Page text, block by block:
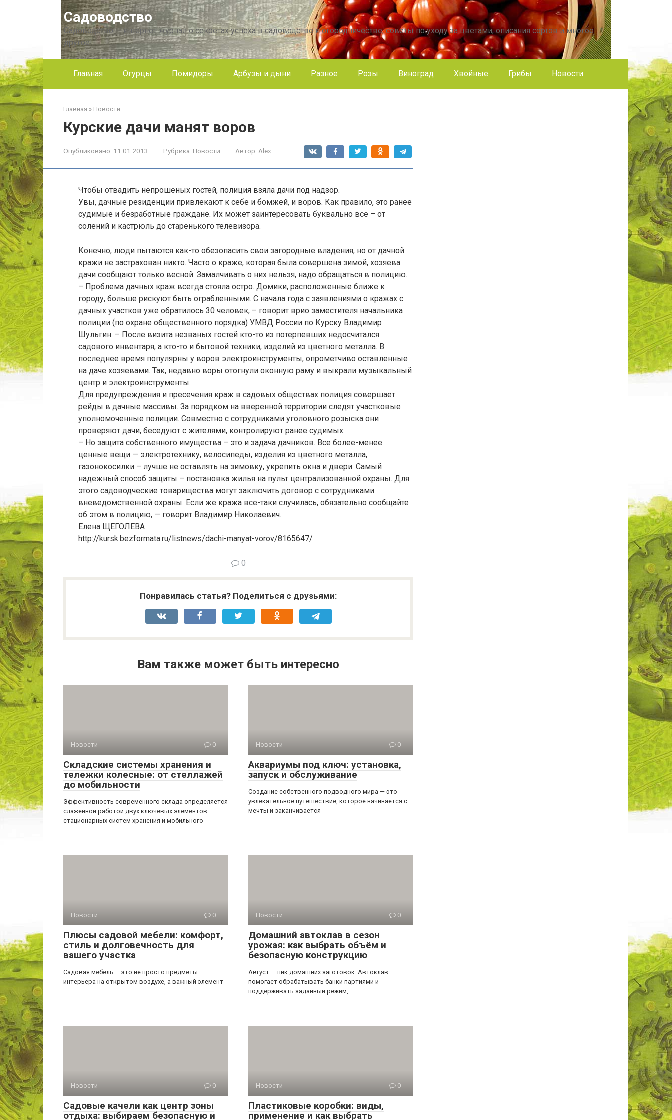
Садоводство
Садоводство — интернет журнал о секретах успеха в садоводстве и огородничестве, советы по уходу за цветами, описания сортов и многое
другое!
Главная Огурцы Помидоры Арбузы и дыни Разное Розы Виноград Хвойные Грибы Новости
Главная » Новости
Курские дачи манят воров
Опубликовано: 11.01.2013 Рубрика: Новости Автор: Alex
Чтобы отвадить непрошеных гостей, полиция взяла дачи под надзор.
Увы, дачные резиденции привлекают к себе и бомжей, и воров. Как правило, это ранее
судимые и безработные граждане. Их может заинтересовать буквально все – от
солений и кастрюль до старенького телевизора.
Конечно, люди пытаются как-то обезопасить свои загородные владения, но от дачной
кражи не застрахован никто. Часто о краже, которая была совершена зимой, хозяева
дачи сообщают только весной. Замалчивать о них нельзя, надо обращаться в полицию.
– Проблема дачных краж всегда стояла остро. Домики, расположенные ближе к
городу, больше рискуют быть ограбленными. С начала года с заявлениями о кражах с
дачных участков уже обратилось 30 человек, – говорит врио заместителя начальника
полиции (по охране общественного порядка) УМВД России по Курску Владимир
Шульгин. – После визита незваных гостей кто-то из потерпевших недосчитался
садового инвентаря, а кто-то и бытовой техники, изделий из цветного металла. В
последнее время популярны у воров электроинструменты, опрометчиво оставленные
на даче хозяевами. Так, недавно воры отогнули оконную раму и выкрали музыкальный
центр и электроинструменты.
Для предупреждения и пресечения краж в садовых обществах полиция совершает
рейды в дачные массивы. За порядком на вверенной территории следят участковые
уполномоченные полиции. Совместно с сотрудниками уголовного розыска они
проверяют дачи, беседуют с жителями, контролируют ранее судимых.
– Но защита собственного имущества – это и задача дачников. Все более-менее
ценные вещи — электротехнику, велосипеды, изделия из цветного металла,
газонокосилки – лучше не оставлять на зимовку, укрепить окна и двери. Самый
надежный способ защиты – постановка жилья на пульт централизованной охраны. Для
этого садоводческие товарищества могут заключить договор с сотрудниками
вневедомственной охраны. Если же кража все-таки случилась, обязательно сообщайте
об этом в полицию, — говорит Владимир Николаевич.
Елена ЩЕГОЛЕВА
http://kursk.bezformata.ru/listnews/dachi-manyat-vorov/8165647/
0
Понравилась статья? Поделиться с друзьями:
Вам также может быть интересно
Новости 0
Складские системы хранения и
тележки колесные: от стеллажей
до мобильности
Эффективность современного склада определяется
слаженной работой двух ключевых элементов:
стационарных систем хранения и мобильного
Новости 0
Аквариумы под ключ: установка,
запуск и обслуживание
Создание собственного подводного мира — это
увлекательное путешествие, которое начинается с
мечты и заканчивается
Новости 0
Плюсы садовой мебели: комфорт,
стиль и долговечность для
вашего участка
Садовая мебель — это не просто предметы
интерьера на открытом воздухе, а важный элемент
Новости 0
Домашний автоклав в сезон
урожая: как выбрать объём и
безопасную конструкцию
Август — пик домашних заготовок. Автоклав
помогает обрабатывать банки партиями и
поддерживать заданный режим,
Новости 0
Садовые качели как центр зоны
отдыха: выбираем безопасную и
Новости 0
Пластиковые коробки: виды,
применение и как выбрать